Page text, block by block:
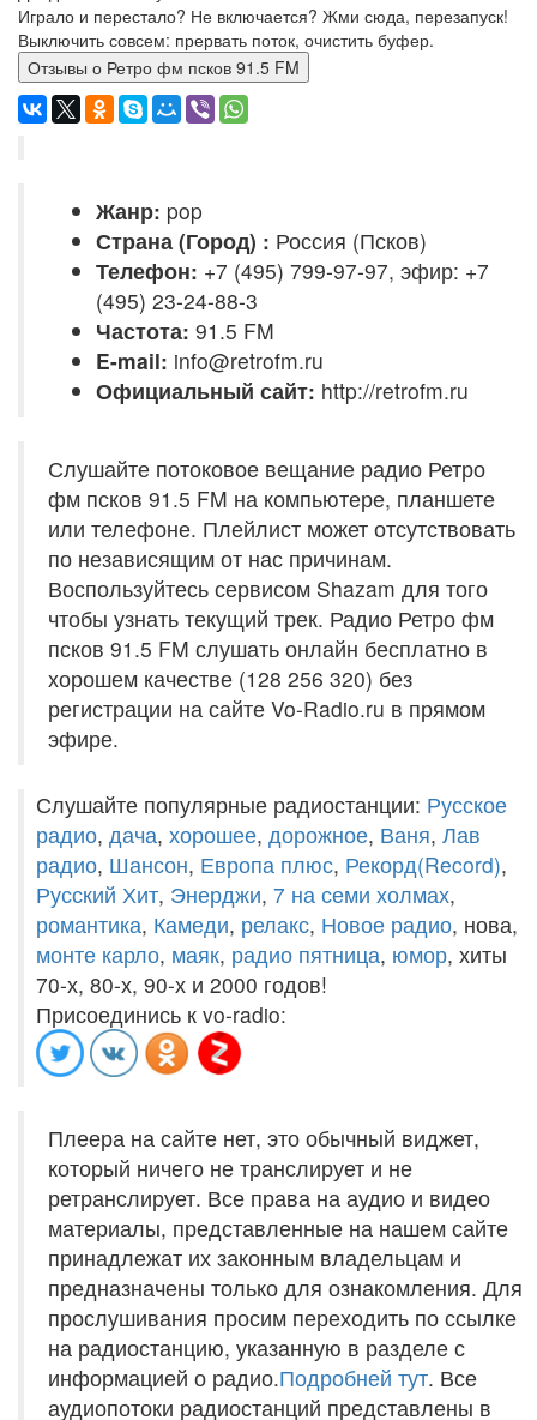
Играло и перестало? Не включается? Жми сюда, перезапуск!
Выключить совсем: прервать поток, очистить буфер.
Отзывы о Ретро фм псков 91.5 FM
Жанр: pop
Страна (Город) : Россия (Псков)
Телефон: +7 (495) 799-97-97, эфир: +7
(495) 23-24-88-3
Частота: 91.5 FM
E-mail: info@retrofm.ru
Официальный сайт: http://retrofm.ru
Слушайте потоковое вещание радио Ретро
фм псков 91.5 FM на компьютере, планшете
или телефоне. Плейлист может отсутствовать
по независящим от нас причинам.
Воспользуйтесь сервисом Shazam для того
чтобы узнать текущий трек. Радио Ретро фм
псков 91.5 FM слушать онлайн бесплатно в
хорошем качестве (128 256 320) без
регистрации на сайте Vo-Radio.ru в прямом
эфире.
Слушайте популярные радиостанции: Русское
радио, дача, хорошее, дорожное, Ваня, Лав
радио, Шансон, Европа плюс, Рекорд(Record),
Русский Хит, Энерджи, 7 на семи холмах,
романтика, Камеди, релакс, Новое радио, нова,
монте карло, маяк, радио пятница, юмор, хиты
70-х, 80-х, 90-х и 2000 годов!
Присоединись к vo-radio:
Плеера на сайте нет, это обычный виджет,
который ничего не транслирует и не
ретранслирует. Все права на аудио и видео
материалы, представленные на нашем сайте
принадлежат их законным владельцам и
предназначены только для ознакомления. Для
прослушивания просим переходить по ссылке
на радиостанцию, указанную в разделе с
информацией о радио.Подробней тут. Все
аудиопотоки радиостанций представлены в